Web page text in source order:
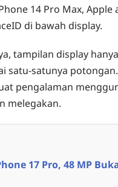
14 Pro Max, Apple
di bawah display.
tampilan display
satu-satunya
pengalaman
melegakan.
17 Pro, 48 MP